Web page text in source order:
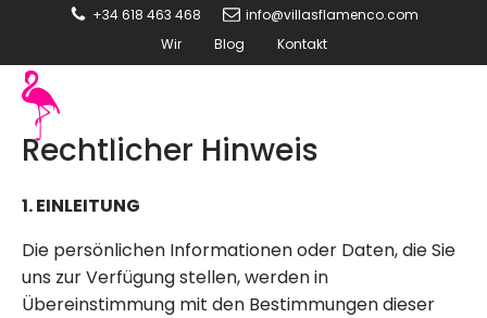
+34 618 463 468
info@villasflamenco.com
Wir
Blog Kontakt
Rechtlicher Hinweis
1. EINLEITUNG
Die persönlichen Informationen oder Daten, die Sie
uns zur Verfügung stellen, werden in
Übereinstimmung mit den Bestimmungen dieser